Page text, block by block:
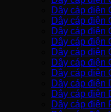
Dây cáp điện
Dây cáp điện
Dây cáp điện
Dây cáp điện
Dây cáp điện
Dây cáp điện
Dây cáp điện
Dây cáp điện
Dây cáp điện
Dây cáp điện